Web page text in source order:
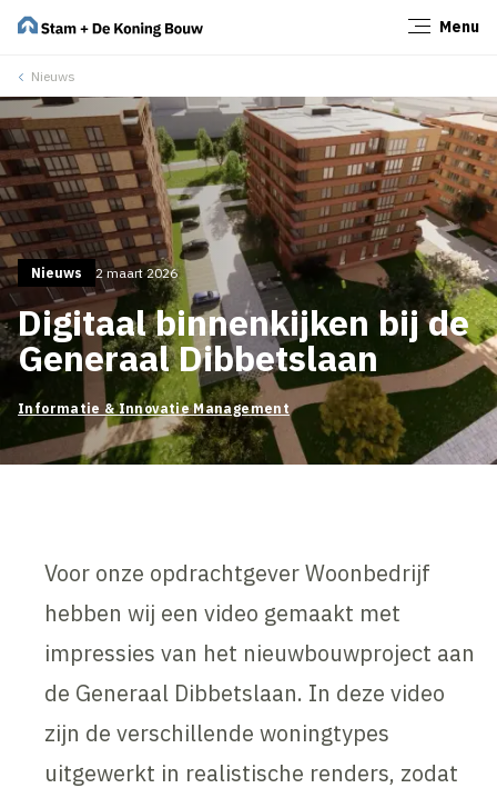
Menu
Nieuws
Nieuws 2 maart 2026
Digitaal binnenkijken bij de
Generaal Dibbetslaan
Informatie & Innovatie Management
Voor onze opdrachtgever Woonbedrijf
hebben wij een video gemaakt met
impressies van het nieuwbouwproject aan
de Generaal Dibbetslaan. In deze video
zijn de verschillende woningtypes
uitgewerkt in realistische renders, zodat
Sluiten